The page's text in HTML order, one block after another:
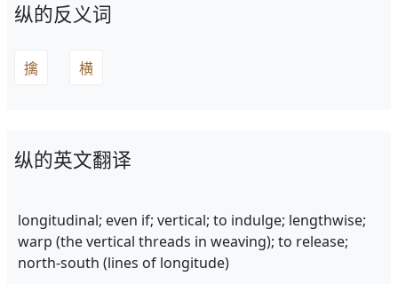
纵的反义词
擒 横
纵的英文翻译
longitudinal; even if; vertical; to indulge; lengthwise;
warp (the vertical threads in weaving); to release;
north-south (lines of longitude)